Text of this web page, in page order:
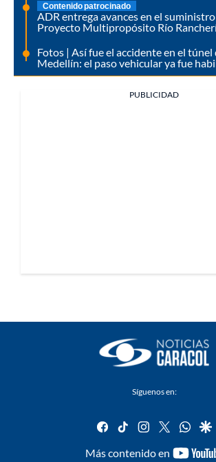
Contenido patrocinado
ADR entrega avances en el
Proyecto Multipropósito Río
Fotos | Así fue el accidente en el
Medellín: el paso vehicular ya fue
PUBLICIDAD
Síguenos en:
facebook
tiktok instagram
twitter
Más contenido en